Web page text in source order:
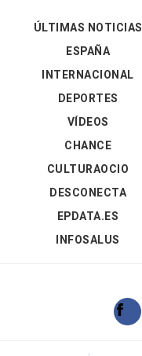
ÚLTIMAS NOTICIAS
ESPAÑA
INTERNACIONAL
DEPORTES
VÍDEOS
CHANCE
CULTURAOCIO
DESCONECTA
EPDATA.ES
INFOSALUS